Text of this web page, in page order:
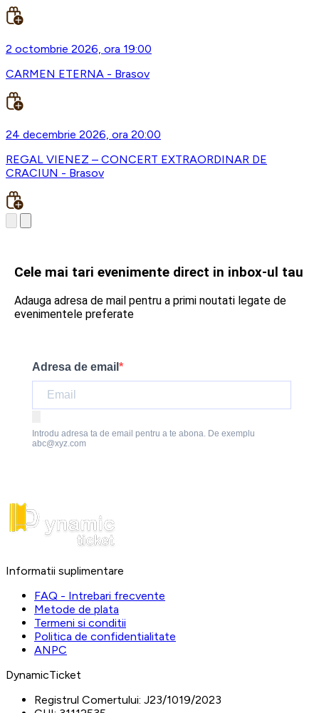
2 octombrie 2026, ora 19:00
CARMEN ETERNA - Brasov
24 decembrie 2026, ora 20:00
REGAL VIENEZ – CONCERT EXTRAORDINAR DE
CRACIUN - Brasov
Cele mai tari evenimente direct in inbox-ul tau
Adauga adresa de mail pentru a primi noutati legate de
evenimentele preferate
Adresa de email
Introdu adresa ta de email pentru a te abona. De exemplu
abc@xyz.com
Informatii suplimentare
FAQ - Intrebari frecvente
Metode de plata
Termeni si conditii
Politica de confidentialitate
ANPC
DynamicTicket
Registrul Comertului: J23/1019/2023